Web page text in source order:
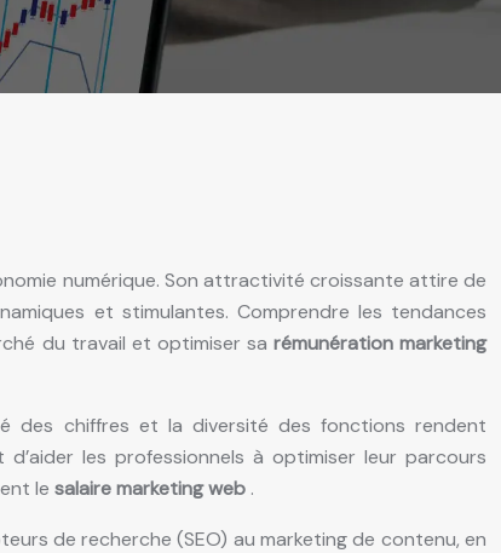
numérique. Son attractivité croissante attire de
et stimulantes. Comprendre les tendances
du travail et optimiser sa rémunération marketing
des chiffres et la diversité des fonctions rendent
les professionnels à optimiser leur parcours
le salaire marketing web .
de recherche (SEO) au marketing de contenu, en